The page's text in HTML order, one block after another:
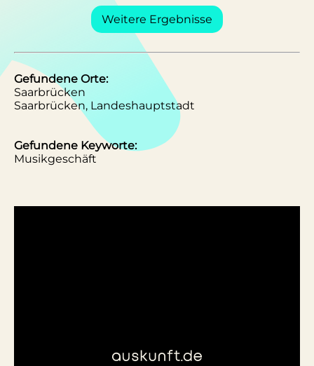
Weitere Ergebnisse
Gefundene Orte:
Saarbrücken
Saarbrücken, Landeshauptstadt
Gefundene Keyworte:
Musikgeschäft